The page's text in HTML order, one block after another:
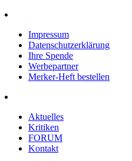
Impressum
Datenschutzerklärung
Ihre Spende
Werbepartner
Merker-Heft bestellen
Aktuelles
Kritiken
FORUM
Kontakt